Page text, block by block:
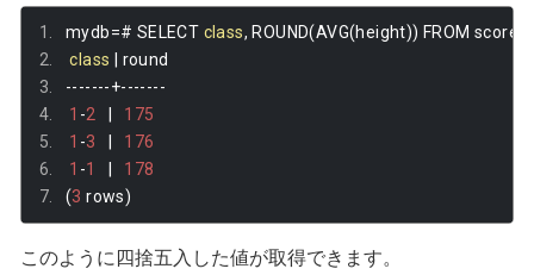
mydb=# SELECT class, ROUND(AVG(height)) FROM
class
round
-------+-------
1 -2
175
1 -3
176
1 -1
178
(3 rows)
このように四捨五入した値が取得できます。